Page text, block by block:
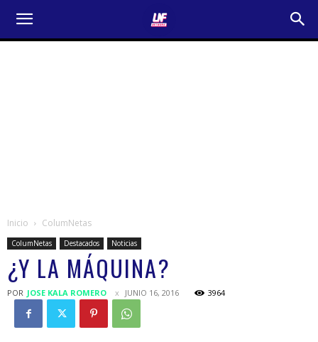
Inicio ColumNetas
ColumNetas Destacados Noticias
¿Y LA MÁQUINA?
POR JOSE KALA ROMERO JUNIO 16, 2016 3964